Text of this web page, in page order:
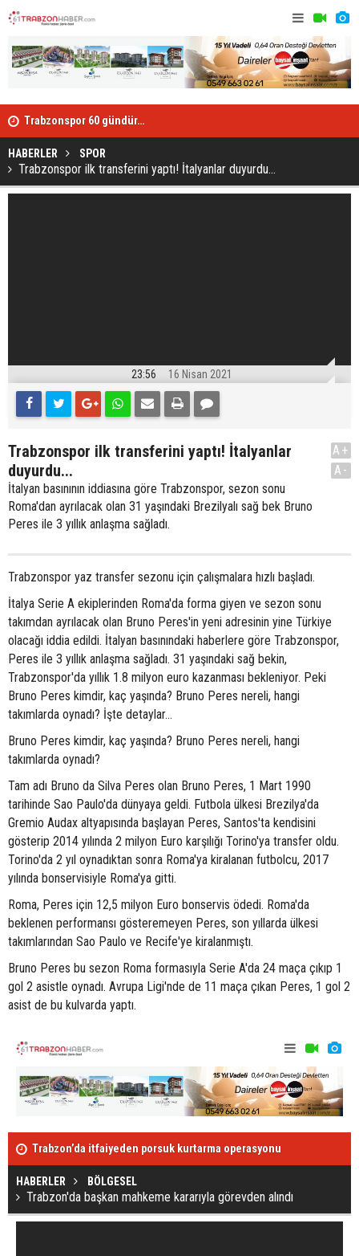
Trabzonspor 60 gündür…
HABERLER SPOR
Trabzonspor ilk transferini yaptı! İtalyanlar duyurdu...
23:56 16 Nisan 2021
Trabzonspor ilk transferini yaptı! İtalyanlar
duyurdu...
İtalyan basınının iddiasına göre Trabzonspor, sezon sonu
Roma'dan ayrılacak olan 31 yaşındaki Brezilyalı sağ bek Bruno
Peres ile 3 yıllık anlaşma sağladı.
A+
A-
Trabzonspor yaz transfer sezonu için çalışmalara hızlı başladı.
İtalya Serie A ekiplerinden Roma'da forma giyen ve sezon sonu
takımdan ayrılacak olan Bruno Peres'in yeni adresinin yine Türkiye
olacağı iddia edildi. İtalyan basınındaki haberlere göre Trabzonspor,
Peres ile 3 yıllık anlaşma sağladı. 31 yaşındaki sağ bekin,
Trabzonspor'da yıllık 1.8 milyon euro kazanması bekleniyor. Peki
Bruno Peres kimdir, kaç yaşında? Bruno Peres nereli, hangi
takımlarda oynadı? İşte detaylar...
Bruno Peres kimdir, kaç yaşında? Bruno Peres nereli, hangi
takımlarda oynadı?
Tam adı Bruno da Silva Peres olan Bruno Peres, 1 Mart 1990
tarihinde Sao Paulo'da dünyaya geldi. Futbola ülkesi Brezilya'da
Gremio Audax altyapısında başlayan Peres, Santos'ta kendisini
gösterip 2014 yılında 2 milyon Euro karşılığı Torino'ya transfer oldu.
Torino'da 2 yıl oynadıktan sonra Roma'ya kiralanan futbolcu, 2017
yılında bonservisiyle Roma'ya gitti.
Roma, Peres için 12,5 milyon Euro bonservis ödedi. Roma'da
beklenen performansı gösteremeyen Peres, son yıllarda ülkesi
takımlarından Sao Paulo ve Recife'ye kiralanmıştı.
Bruno Peres bu sezon Roma formasıyla Serie A'da 24 maça çıkıp 1
gol 2 asistle oynadı. Avrupa Ligi'nde de 11 maça çıkan Peres, 1 gol 2
asist de bu kulvarda yaptı.
Trabzon’da itfaiyeden porsuk kurtarma operasyonu
HABERLER BÖLGESEL
Trabzon'da başkan mahkeme kararıyla görevden alındı